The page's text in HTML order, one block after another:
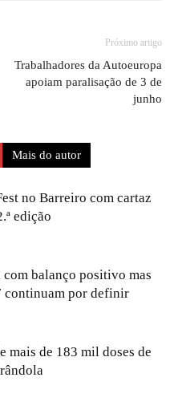
Próximo artigo
Trabalhadores da Autoeuropa
apoiam paralisação de 3 de
junho
Mais do autor
no Barreiro com cartaz
edição
balanço positivo mas
continuam por definir
mais de 183 mil doses de